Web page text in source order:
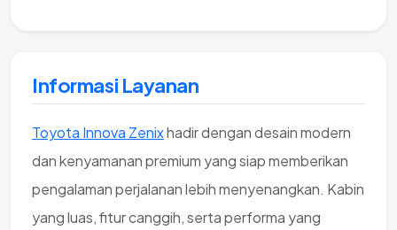
Informasi Layanan
Toyota Innova Zenixhadir dengan desain modern
dan kenyamanan premium yang siap memberikan
pengalaman perjalanan lebih menyenangkan. Kabin
yang luas, fitur canggih, serta performa yang